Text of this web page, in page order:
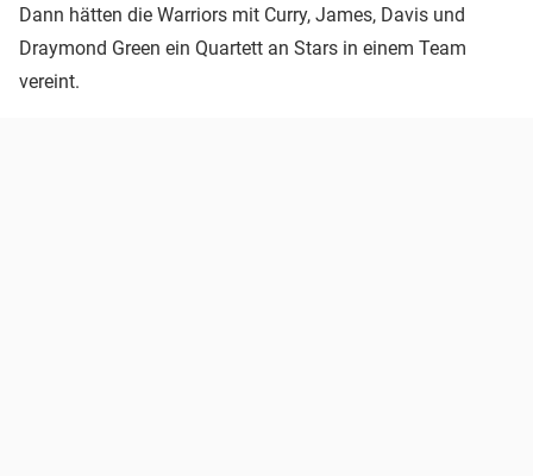
Dann hätten die Warriors mit Curry, James, Davis und
Draymond Green ein Quartett an Stars in einem Team
vereint.